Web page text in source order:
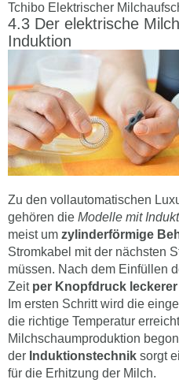
Tchibo Elektrischer
Der elektrische
Induktion
Zu den vollautomatischen
gehören die Modelle mit
meist um zylinderförmige
Stromkabel mit der nächsten
müssen. Nach dem Einfüllen
Zeit per Knopfdruck
Im ersten Schritt wird die
die richtige Temperatur
Milchschaumproduktion
der Induktionstechnik sorgt
für die Erhitzung der Milch.